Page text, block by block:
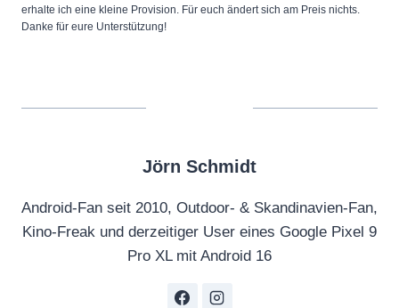
erhalte ich eine kleine Provision. Für euch ändert sich am Preis nichts.
Danke für eure Unterstützung!
Jörn Schmidt
Android-Fan seit 2010, Outdoor- & Skandinavien-Fan,
Kino-Freak und derzeitiger User eines Google Pixel 9
Pro XL mit Android 16